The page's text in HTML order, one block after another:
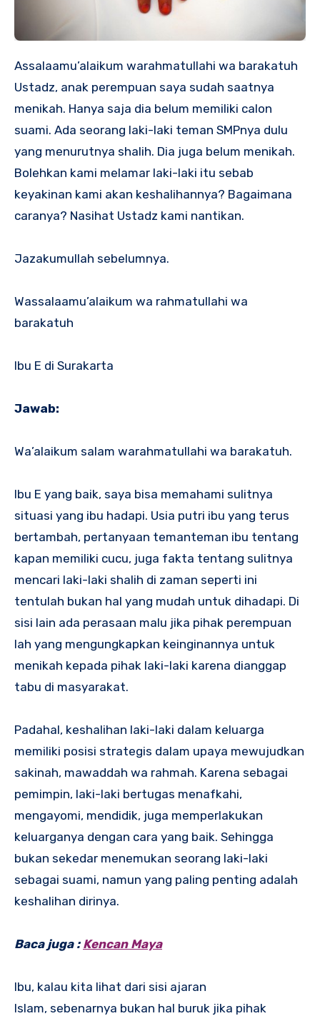
Assalaamu’alaikum warahmatullahi wa barakatuh
Ustadz, anak perempuan saya sudah saatnya
menikah. Hanya saja dia belum memiliki calon
suami. Ada seorang laki-laki teman SMPnya dulu
yang menurutnya shalih. Dia juga belum menikah.
Bolehkan kami melamar laki-laki itu sebab
keyakinan kami akan keshalihannya? Bagaimana
caranya? Nasihat Ustadz kami nantikan.
Jazakumullah sebelumnya.
Wassalaamu’alaikum wa rahmatullahi wa
barakatuh
Ibu E di Surakarta
Jawab:
Wa’alaikum salam warahmatullahi wa barakatuh.
Ibu E yang baik, saya bisa memahami sulitnya
situasi yang ibu hadapi. Usia putri ibu yang terus
bertambah, pertanyaan temanteman ibu tentang
kapan memiliki cucu, juga fakta tentang sulitnya
mencari laki-laki shalih di zaman seperti ini
tentulah bukan hal yang mudah untuk dihadapi. Di
sisi lain ada perasaan malu jika pihak perempuan
lah yang mengungkapkan keinginannya untuk
menikah kepada pihak laki-laki karena dianggap
tabu di masyarakat.
Padahal, keshalihan laki-laki dalam keluarga
memiliki posisi strategis dalam upaya mewujudkan
sakinah, mawaddah wa rahmah. Karena sebagai
pemimpin, laki-laki bertugas menafkahi,
mengayomi, mendidik, juga memperlakukan
keluarganya dengan cara yang baik. Sehingga
bukan sekedar menemukan seorang laki-laki
sebagai suami, namun yang paling penting adalah
keshalihan dirinya.
Baca juga : Kencan Maya
Ibu, kalau kita lihat dari sisi ajaran
Islam, sebenarnya bukan hal buruk jika pihak